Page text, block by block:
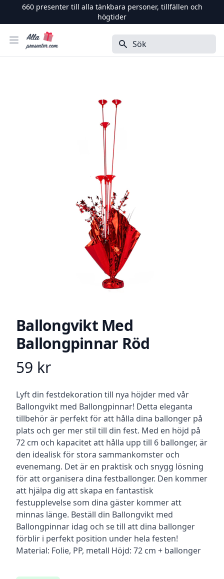
660presenter till alla tänkbara personer, tillfällen och
högtider
Öppna menyn
Alla Presenter Sök
Ballongvikt Med
Ballongpinnar Röd
Product information
59 kr
Beskrivning
Lyft din festdekoration till nya höjder med vår
Ballongvikt med Ballongpinnar! Detta eleganta
tillbehör är perfekt för att hålla dina ballonger på
plats och ger mer stil till din fest. Med en höjd på
72 cm och kapacitet att hålla upp till 6 ballonger, är
den idealisk för stora sammankomster och
evenemang. Det är en praktisk och snygg lösning
för att organisera dina festballonger. Den kommer
att hjälpa dig att skapa en fantastisk
festupplevelse som dina gäster kommer att
minnas länge. Beställ din Ballongvikt med
Ballongpinnar idag och se till att dina ballonger
förblir i perfekt position under hela festen!
Material: Folie, PP, metall Höjd: 72 cm + ballonger